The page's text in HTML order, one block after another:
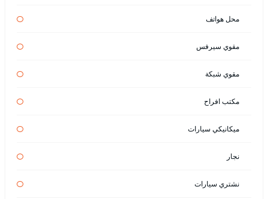
محل هواتف
مقوي سيرفس
مقوي شبكة
مكتب افراح
ميكانيكي سيارات
نجار
نشتري سيارات